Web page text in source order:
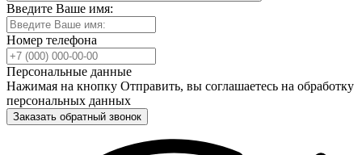
Введите Ваше имя:
Номер телефона
Персональные данные
Нажимая на кнопку Отправить, вы соглашаетесь на обработку
персональных данных
Заказать обратный звонок